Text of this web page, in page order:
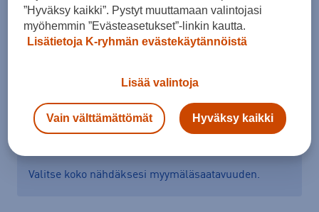
Lisää ostoskoriin
Tarkista saatavuus ja tilaa myymälästä
Verkkokauppa: Ei saatavilla Myymälät: Saatavilla
Valitse koko nähdäksesi myymäläsaatavuuden.
”Hyväksy kaikki”. Pystyt muuttamaan valintojasi
myöhemmin ”Evästeasetukset”-linkin kautta.
Lisätietoja K-ryhmän evästekäytännöistä
Lisää valintoja
Vain välttämättömät Hyväksy kaikki